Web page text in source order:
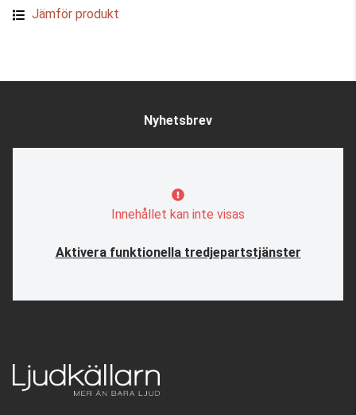
Jämför produkt
Nyhetsbrev
Innehållet kan inte visas
Aktivera funktionella tredjepartstjänster